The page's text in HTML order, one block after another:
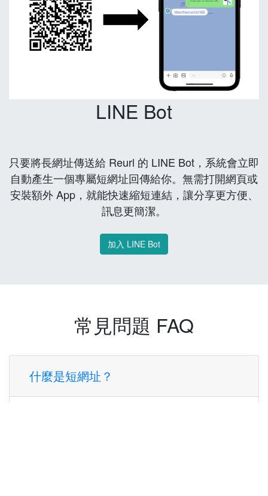
LINE Bot
只要將長網址傳送給 Reurl 的 LINE Bot，系統會立即
自動產生一個專屬短網址回傳給你。無需打開網頁或
安裝額外 App，就能快速縮短連結，讓分享更方便、
訊息更簡潔。
加入 LINE Bot
常見問題 FAQ
什麼是短網址？